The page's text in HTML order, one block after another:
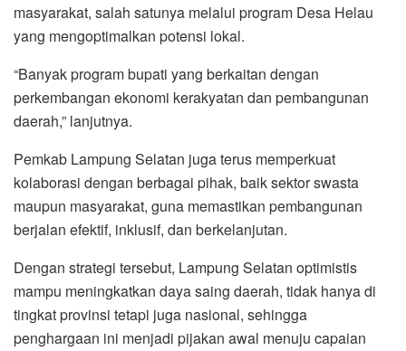
masyarakat, salah satunya melalui program Desa Helau
yang mengoptimalkan potensi lokal.
“Banyak program bupati yang berkaitan dengan
perkembangan ekonomi kerakyatan dan pembangunan
daerah,” lanjutnya.
Pemkab Lampung Selatan juga terus memperkuat
kolaborasi dengan berbagai pihak, baik sektor swasta
maupun masyarakat, guna memastikan pembangunan
berjalan efektif, inklusif, dan berkelanjutan.
Dengan strategi tersebut, Lampung Selatan optimistis
mampu meningkatkan daya saing daerah, tidak hanya di
tingkat provinsi tetapi juga nasional, sehingga
penghargaan ini menjadi pijakan awal menuju capaian